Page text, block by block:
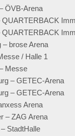
ÖVB-Arena
QUARTERBACK
QUARTERBACK
– brose Arena
/ Halle 1
Messe
– GETEC-Arena
– GETEC-Arena
Arena
– ZAG Arena
StadtHalle